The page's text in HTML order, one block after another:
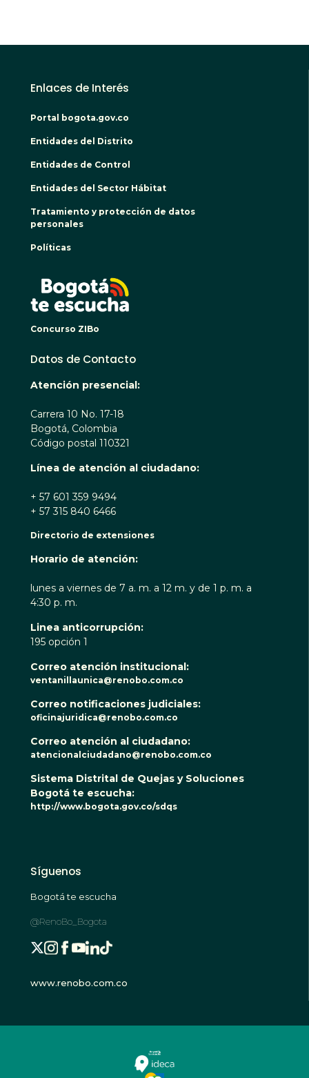
Enlaces de Interés
Portal bogota.gov.co
Entidades del Distrito
Entidades de Control
Entidades del Sector Hábitat
Tratamiento y protección de datos
personales
Políticas
Concurso ZIBo
Datos de Contacto
Atención presencial:
Carrera 10 No. 17-18
Bogotá, Colombia
Código postal 110321
Línea de atención al ciudadano:
+ 57 601 359 9494
+ 57 315 840 6466
Directorio de extensiones
Horario de atención:
lunes a viernes de 7 a. m. a 12 m. y de 1 p. m. a
4:30 p. m.
Linea anticorrupción:
195 opción 1
Correo atención institucional:
ventanillaunica@renobo.com.co
Correo notificaciones judiciales:
oficinajuridica@renobo.com.co
Correo atención al ciudadano:
atencionalciudadano@renobo.com.co
Sistema Distrital de Quejas y Soluciones
Bogotá te escucha:
http://www.bogota.gov.co/sdqs
Síguenos
Bogotá te escucha
@RenoBo_Bogota
www.renobo.com.co